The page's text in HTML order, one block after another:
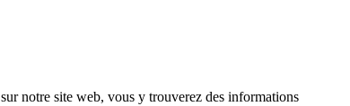
sur notre site web, vous y trouverez des informations